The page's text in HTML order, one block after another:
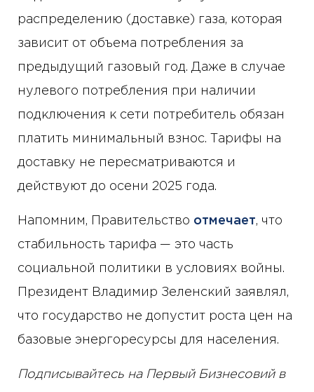
распределению (доставке) газа, которая
зависит от объема потребления за
предыдущий газовый год. Даже в случае
нулевого потребления при наличии
подключения к сети потребитель обязан
платить минимальный взнос. Тарифы на
доставку не пересматриваются и
действуют до осени 2025 года.
Напомним, Правительство отмечает, что
стабильность тарифа — это часть
социальной политики в условиях войны.
Президент Владимир Зеленский заявлял,
что государство не допустит роста цен на
базовые энергоресурсы для населения.
Подписывайтесь на Первый Бизнесовий в